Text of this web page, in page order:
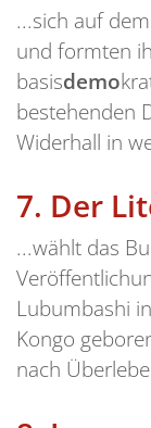
...sich auf
und formten
basisdemo
bestehenden
Widerhall in
7. Der
...wählt das
Lubumbashi
Kongo
nach